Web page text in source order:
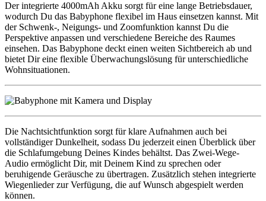
Der integrierte 4000mAh Akku sorgt für eine lange Betriebsdauer,
wodurch Du das Babyphone flexibel im Haus einsetzen kannst. Mit
der Schwenk-, Neigungs- und Zoomfunktion kannst Du die
Perspektive anpassen und verschiedene Bereiche des Raumes
einsehen. Das Babyphone deckt einen weiten Sichtbereich ab und
bietet Dir eine flexible Überwachungslösung für unterschiedliche
Wohnsituationen.
Die Nachtsichtfunktion sorgt für klare Aufnahmen auch bei
vollständiger Dunkelheit, sodass Du jederzeit einen Überblick über
die Schlafumgebung Deines Kindes behältst. Das Zwei-Wege-
Audio ermöglicht Dir, mit Deinem Kind zu sprechen oder
beruhigende Geräusche zu übertragen. Zusätzlich stehen integrierte
Wiegenlieder zur Verfügung, die auf Wunsch abgespielt werden
können.